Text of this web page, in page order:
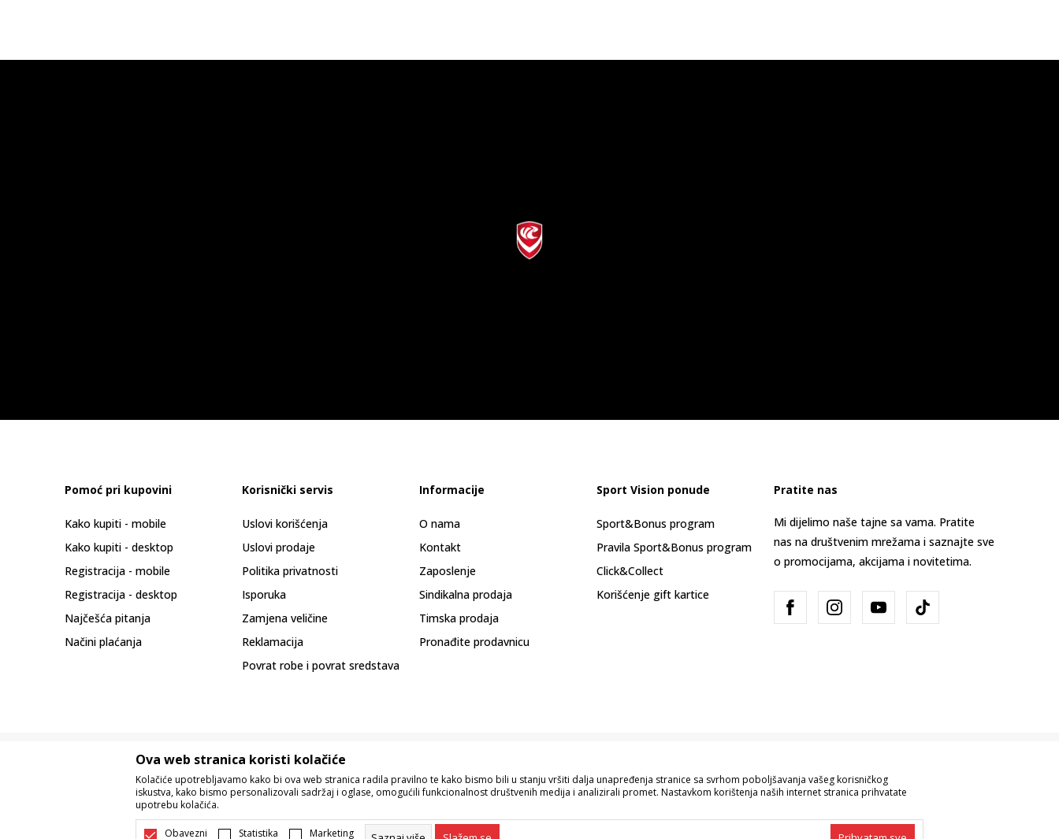
Pomoć pri kupovini
Kako kupiti - mobile
Kako kupiti - desktop
Registracija - mobile
Registracija - desktop
Najčešća pitanja
Načini plaćanja
Korisnički servis
Uslovi korišćenja
Uslovi prodaje
Politika privatnosti
Isporuka
Zamjena veličine
Reklamacija
Povrat robe i povrat sredstava
Informacije
O nama
Kontakt
Zaposlenje
Sindikalna prodaja
Timska prodaja
Pronađite prodavnicu
Sport Vision ponude
Sport&Bonus program
Pravila Sport&Bonus program
Click&Collect
Korišćenje gift kartice
Pratite nas
Mi dijelimo naše tajne sa vama. Pratite
nas na društvenim mrežama i saznajte sve
o promocijama, akcijama i novitetima.
Nastojimo da budemo što precizniji u opisu proizvoda, prikazu slika i samih cijena, ali ne možemo garantovati da su sve informacije kompletne i bez grešaka.
Svi artikli prikazani na sajtu su dio naše ponude i ne podrazumijeva da su dostupni u svakom trenutku. Raspoloživost robe možete provjeriti pozivom na broj
Ova web stranica koristi kolačiće
Kolačiće upotrebljavamo kako bi ova web stranica radila pravilno te kako bismo bili u stanju vršiti dalja unapređenja stranice sa svrhom poboljšavanja vašeg korisničkog
iskustva, kako bismo personalizovali sadržaj i oglase, omogućili funkcionalnost društvenih medija i analizirali promet. Nastavkom korištenja naših internet stranica prihvatate
upotrebu kolačića.
Obavezni Statistika Marketing